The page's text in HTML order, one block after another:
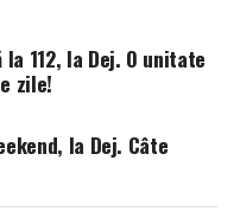
112, la Dej. O unitate
zile!
la Dej. Câte